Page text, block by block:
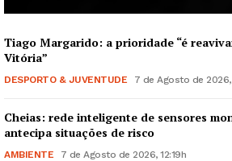
Tiago Margarido: a prioridade “é
Vitória”
DESPORTO & JUVENTUDE 7 de Agosto de 2026,
Cheias: rede inteligente de sensores
antecipa situações de risco
AMBIENTE 7 de Agosto de 2026, 12:19h